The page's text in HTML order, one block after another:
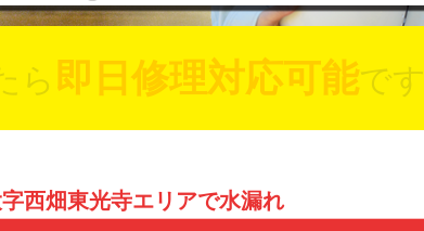
ら 即日修理対応可能です
西畑東光寺エリアで水漏れ